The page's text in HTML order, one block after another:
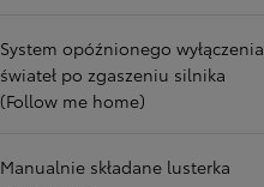
System opóźnionego wyłączenia
świateł po zgaszeniu silnika
(Follow me home)
Manualnie składane lusterka